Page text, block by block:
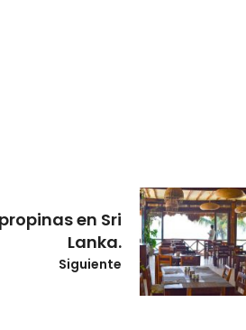
en Sri
Lanka.
Siguiente